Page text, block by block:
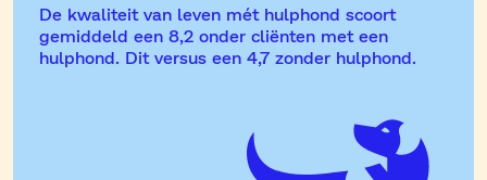
De kwaliteit van leven mét hulphond scoort
gemiddeld een 8,2 onder cliënten met een
hulphond. Dit versus een 4,7 zonder hulphond.